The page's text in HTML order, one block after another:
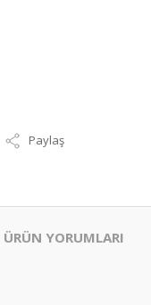
Paylaş
ÜRÜN YORUMLARI